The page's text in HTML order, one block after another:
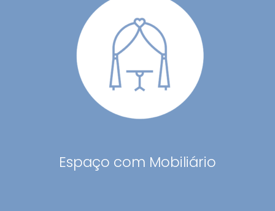
Espaço com Mobiliário